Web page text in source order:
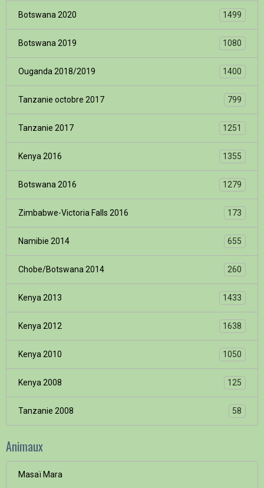
Botswana 2020 1499
Botswana 2019 1080
Ouganda 2018/2019 1400
Tanzanie octobre 2017 799
Tanzanie 2017 1251
Kenya 2016 1355
Botswana 2016 1279
Zimbabwe-Victoria Falls 2016 173
Namibie 2014 655
Chobe/Botswana 2014 260
Kenya 2013 1433
Kenya 2012 1638
Kenya 2010 1050
Kenya 2008 125
Tanzanie 2008 58
Animaux
Masaï Mara